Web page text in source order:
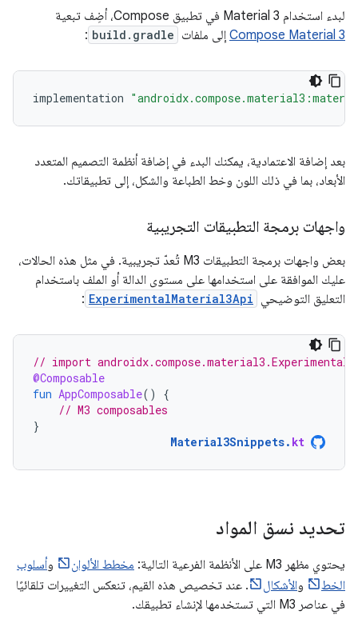
لبدء استخدام Material 3 في تطبيق Compose، أضِف تبعية
Compose Material 3 إلى ملفات build.gradle
:
implementation
بعد إضافة الاعتمادية، يمكنك البدء في إضافة أنظمة التصميم المتعدد
الأبعاد، بما في ذلك اللون وخط الطباعة والشكل، إلى تطبيقاتك.
واجهات برمجة التطبيقات التجريبية
بعض واجهات برمجة التطبيقات M3 تُعدّ تجريبية. في مثل هذه الحالات،
عليك الموافقة على استخدامها على مستوى الدالة أو الملف باستخدام
التعليق التوضيحي ExperimentalMaterial3Api
:
// import
@Composable
fun AppComposable()
{
// M3 composables
}
Material3Snippets. kt
تحديد نسق المواد
يحتوي مظهر M3 على الأنظمة الفرعية التالية: مخطط الألوان وأسلوب
الخط
والأشكال
. عند تخصيص هذه القيم، تنعكس التغييرات تلقائيًا
في عناصر M3 التي تستخدمها لإنشاء تطبيقك.